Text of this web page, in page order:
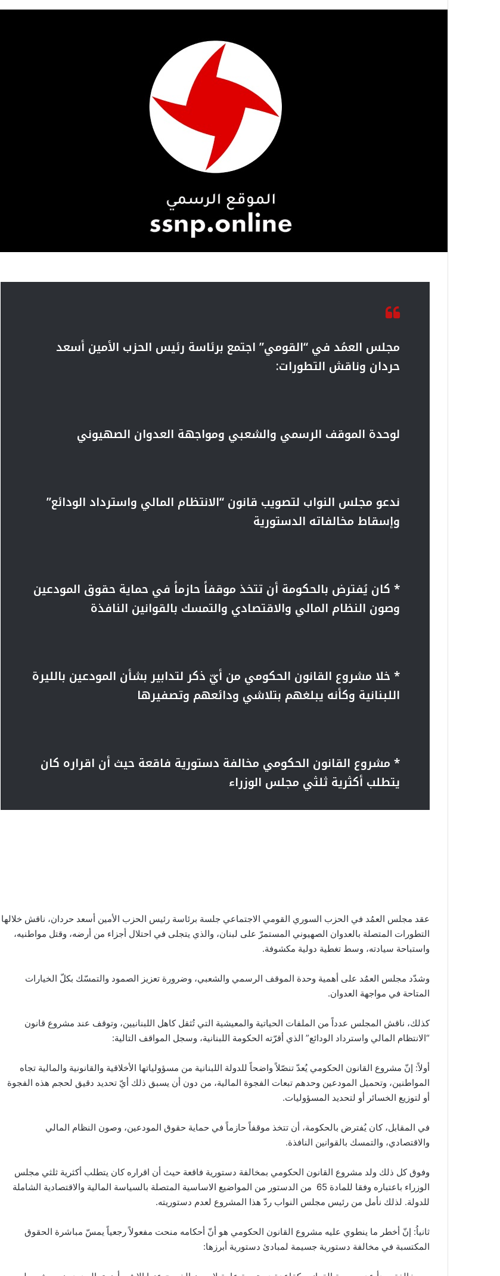
مجلس العمُد في “القومي” اجتمع برئاسة رئيس الحزب الأمين أسعد
حردان وناقش التطورات:
لوحدة الموقف الرسمي والشعبي ومواجهة العدوان الصهيوني
ندعو مجلس النواب لتصويب قانون “الانتظام المالي واسترداد الودائع”
وإسقاط مخالفاته الدستورية
*كان يُفترض بالحكومة أن تتخذ موقفاً حازماً في حماية حقوق المودعين
وصون النظام المالي والاقتصادي والتمسك بالقوانين النافذة
*خلا مشروع القانون الحكومي من أيّ ذكر لتدابير بشأن المودعين بالليرة
اللبنانية وكأنه يبلغهم بتلاشي ودائعهم وتصفيرها
* مشروع القانون الحكومي مخالفة دستورية فاقعة حيث أن اقراره كان
يتطلب أكثرية ثلثي مجلس الوزراء
عقد مجلس العمُد في الحزب السوري القومي الاجتماعي جلسة برئاسة رئيس الحزب الأمين أسعد حردان، ناقش خلالها
التطورات المتصلة بالعدوان الصهيوني المستمرّ على لبنان، والذي يتجلى في احتلال أجزاء من أرضه، وقتل مواطنيه،
واستباحة سيادته، وسط تغطية دولية مكشوفة.
وشدّد مجلس العمُد على أهمية وحدة الموقف الرسمي والشعبي، وضرورة تعزيز الصمود والتمسّك بكلّ الخيارات
المتاحة في مواجهة العدوان.
كذلك، ناقش المجلس عدداً من الملفات الحياتية والمعيشية التي تُثقل كاهل اللبنانيين، وتوقف عند مشروع قانون
“الانتظام المالي واسترداد الودائع” الذي أقرّته الحكومة اللبنانية، وسجل المواقف التالية:
أولاً: إنّ مشروع القانون الحكومي يُعدّ تنصّلاً واضحاً للدولة اللبنانية من مسؤولياتها الأخلاقية والقانونية والمالية تجاه
المواطنين، وتحميل المودعين وحدهم تبعات الفجوة المالية، من دون أن يسبق ذلك أيّ تحديد دقيق لحجم هذه الفجوة
أو لتوزيع الخسائر أو لتحديد المسؤوليات.
في المقابل، كان يُفترض بالحكومة، أن تتخذ موقفاً حازماً في حماية حقوق المودعين، وصون النظام المالي
والاقتصادي، والتمسك بالقوانين النافذة.
وفوق كل ذلك ولد مشروع القانون الحكومي بمخالفة دستورية فاقعة حيث أن اقراره كان يتطلب أكثرية ثلثي مجلس
الوزراء باعتباره وفقا للمادة 65 من الدستور من المواضيع الاساسية المتصلة بالسياسة المالية والاقتصادية الشاملة
للدولة. لذلك نأمل من رئيس مجلس النواب ردّ هذا المشروع لعدم دستوريته.
ثانياُ: إنّ أخطر ما ينطوي عليه مشروع القانون الحكومي هو أنّ أحكامه منحت مفعولاً رجعياً يمسّ مباشرة الحقوق
المكتسبة في مخالفة دستورية جسيمة لمبادئ دستورية أبرزها: